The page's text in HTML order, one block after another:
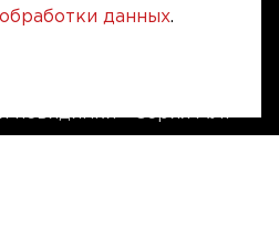
ФЛЮР
размерам
данных.